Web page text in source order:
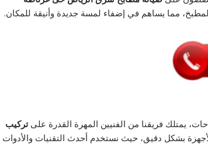
مما يساهم في إضفاء لمسة جديدة وأنيقة للمكان.
يمتلك فريقنا من الفنيين المهرة القدرة علىتركيب
بشكل دقيق، حيث نستخدم أحدث التقنيات والأدوات